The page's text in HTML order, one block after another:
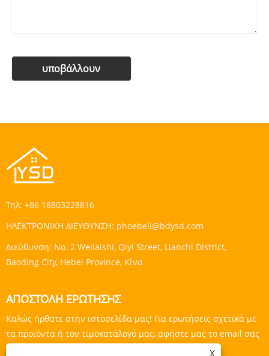
Τηλ: +86 18803228816
ΗΛΕΚΤΡΟΝΙΚΗ ΔΙΕΥΘΥΝΣΗ: phoebeli@bdysd.com
Διεύθυνση: No. 2 Weilaishi, Qiyi Street, Lianchi District,
Baoding City, Hebei Province, Κίνα
ΑΠΟΣΤΟΛΉ ΕΡΏΤΗΣΗΣ
Καλώς ήρθατε στην ιστοσελίδα μας! Για ερωτήσεις σχετικά με
τα προϊόντα ή τον τιμοκατάλογό μας, αφήστε μας το email σας
και θα επικοινωνήσουμε εντός 24 ωρών.